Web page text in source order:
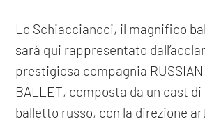
Lo Schiaccianoci, il magnifico
sarà qui rappresentato
prestigiosa compagnia RUSSIAN
BALLET, composta da un cast di
balletto russo, con la direzione